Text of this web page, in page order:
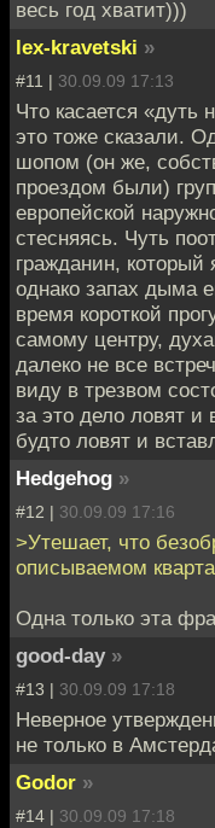
весь год хватит)))
lex-kravetski »
#11 | 30.09.09 17:13
Что касается «дуть
это тоже сказали.
шопом (он же,
проездом были)
европейской
стесняясь. Чуть
гражданин, который
однако запах дыма
время короткой
самому центру,
далеко не все
виду в трезвом
за это дело ловят и
будто ловят и
Hedgehog »
#12 | 30.09.09 17:16
>Утешает, что
описываемом
Одна только эта
good-day »
#13 | 30.09.09 17:18
Неверное
не только в
Godor »
#14 | 30.09.09 17:18